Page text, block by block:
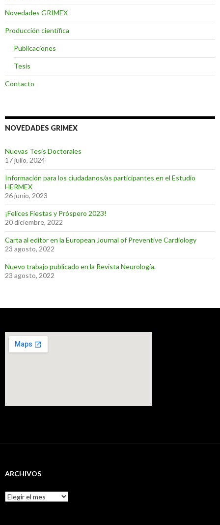
Novedades GRIMEX
Producción científica
Publicaciones
Tesis
Contacto
NOVEDADES GRIMEX
Nuevas Tesis Doctorales
17 julio, 2024
Información para los ciudadanos/as participantes en el Estudio
HERMEX
26 junio, 2023
¡Felices Fiestas y Próspero 2023!
20 diciembre, 2022
Carta al editor en la European Journal of Preventive Cardiology
23 agosto, 2022
Nuevo trabajo publicado en la Revista Neurología.
23 agosto, 2022
ARCHIVOS
Archivos